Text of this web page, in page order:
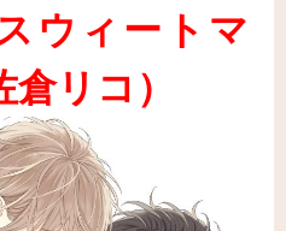
ウィートマ
倉リコ ）